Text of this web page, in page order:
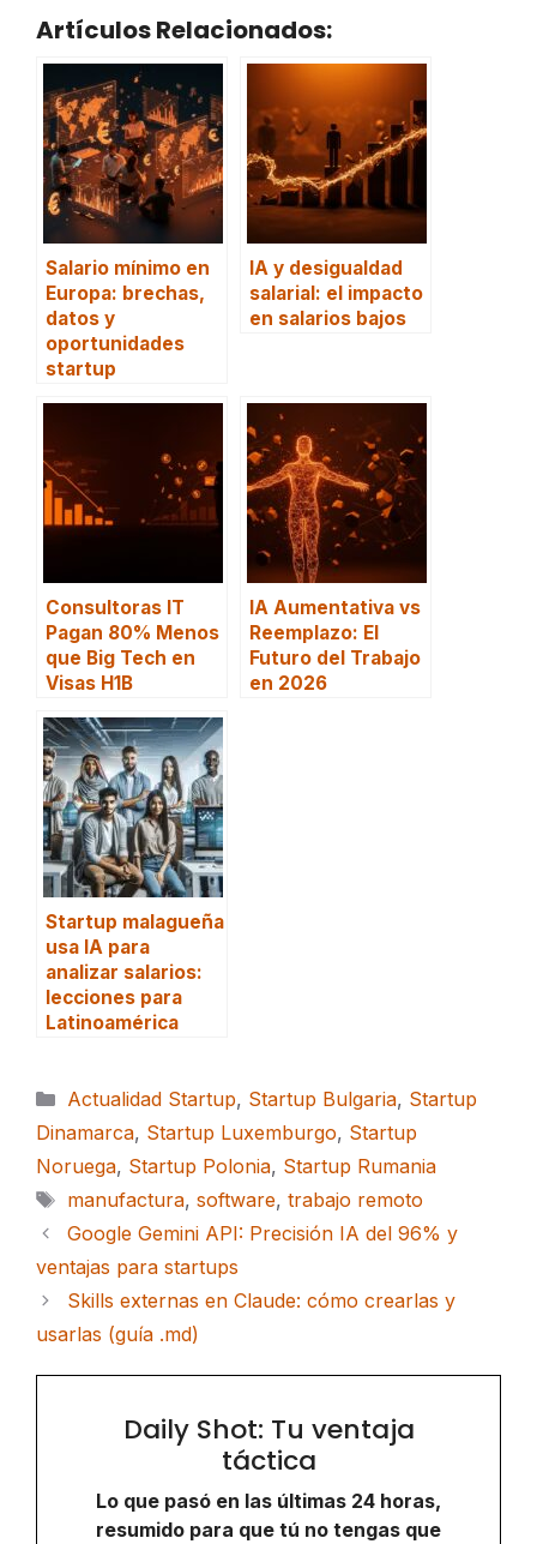
Artículos Relacionados:
Salario mínimo en
Europa: brechas,
datos y
oportunidades
startup
IA y desigualdad
salarial: el impacto
en salarios bajos
Consultoras IT
Pagan 80% Menos
que Big Tech en
Visas H1B
IA Aumentativa vs
Reemplazo: El
Futuro del Trabajo
en 2026
Startup malagueña
usa IA para
analizar salarios:
lecciones para
Latinoamérica
Categorías
Actualidad Startup, Startup Bulgaria, Startup
Dinamarca, Startup Luxemburgo, Startup
Noruega, Startup Polonia, Startup Rumania
Etiquetas
manufactura, software, trabajo remoto
Google Gemini API: Precisión IA del 96% y
ventajas para startups
Skills externas en Claude: cómo crearlas y
usarlas (guía .md)
Daily Shot: Tu ventaja
táctica
Lo que pasó en las últimas 24 horas,
resumido para que tú no tengas que